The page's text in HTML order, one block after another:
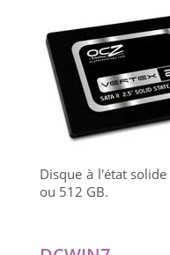
Disque à l'état
ou 512 GB.